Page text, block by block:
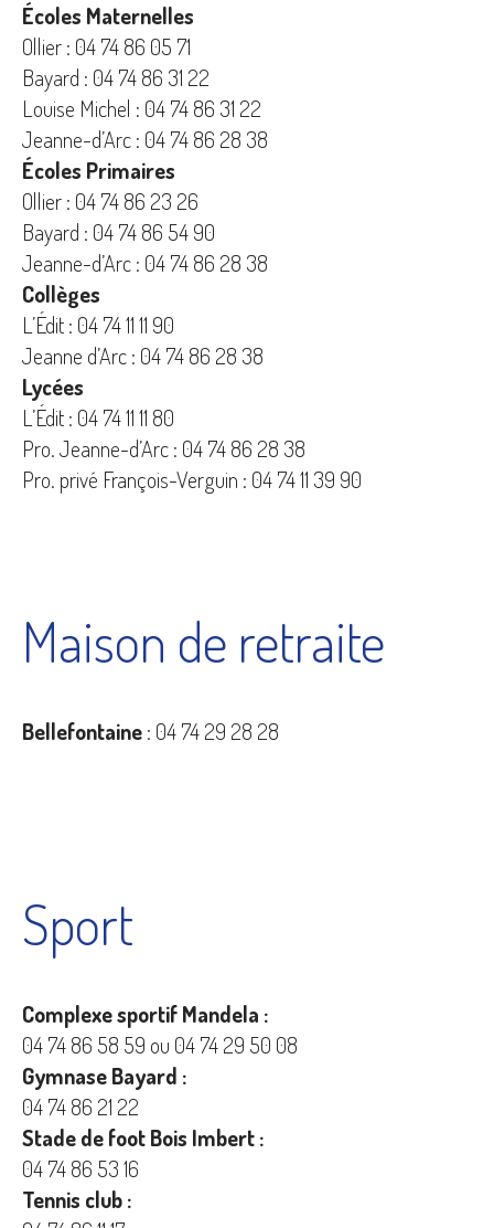
Écoles Maternelles
Ollier : 04 74 86 05 71
Bayard : 04 74 86 31 22
Louise Michel : 04 74 86 31 22
Jeanne-d’Arc : 04 74 86 28 38
Écoles Primaires
Ollier : 04 74 86 23 26
Bayard : 04 74 86 54 90
Jeanne-d’Arc : 04 74 86 28 38
Collèges
L’Édit : 04 74 11 11 90
Jeanne d’Arc : 04 74 86 28 38
Lycées
L’Édit : 04 74 11 11 80
Pro. Jeanne-d’Arc : 04 74 86 28 38
Pro. privé François-Verguin : 04 74 11 39 90
Maison de retraite
Bellefontaine: 04 74 29 28 28
Sport
Complexe sportif Mandela :
04 74 86 58 59 ou 04 74 29 50 08
Gymnase Bayard :
04 74 86 21 22
Stade de foot Bois Imbert :
04 74 86 53 16
Tennis club :